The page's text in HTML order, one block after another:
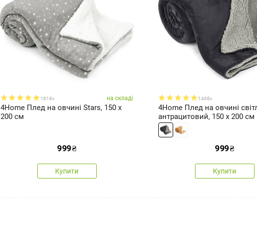
1818x на складі
4Home Плед на овчині Stars, 150 x
200 см
999₴
Купити
1468x
4Home Плед на овчині
антрацитовий, 150 x 200 см
999₴
Купити